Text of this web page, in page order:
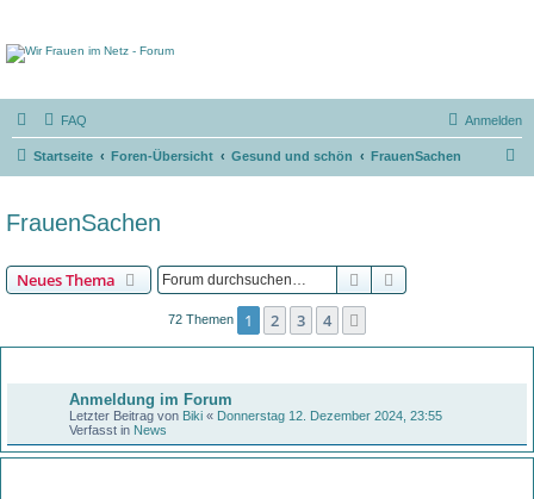
FAQ Anmelden
Startseite Foren-Übersicht Gesund und schön FrauenSachen
FrauenSachen
Neues Thema Suche
72 Themen 1 2 3 4
Anmeldung im Forum
Letzter Beitrag von Biki « Donnerstag 12. Dezember 2024, 23:55
Verfasst in News